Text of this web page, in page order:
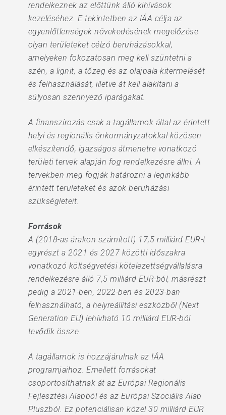
rendelkeznek az előttünk álló kihívások
kezeléséhez. E tekintetben az IÁA célja az
egyenlőtlenségek növekedésének megelőzése
olyan területeket célzó beruházásokkal,
amelyeken fokozatosan meg kell szüntetni a
szén, a lignit, a tőzeg és az olajpala kitermelését
és felhasználását, illetve át kell alakítani a
súlyosan szennyező iparágakat.
A finanszírozás csak a tagállamok által az érintett
helyi és regionális önkormányzatokkal közösen
elkészítendő, igazságos átmenetre vonatkozó
területi tervek alapján fog rendelkezésre állni. A
tervekben meg fogják határozni a leginkább
érintett területeket és azok beruházási
szükségleteit.
Források
A (2018-as árakon számított) 17,5 milliárd EUR-t
egyrészt a 2021 és 2027 közötti időszakra
vonatkozó költségvetési kötelezettségvállalásra
rendelkezésre álló 7,5 milliárd EUR-ból, másrészt
pedig a 2021-ben, 2022-ben és 2023-ban
felhasználható, a helyreállítási eszközből (Next
Generation EU) lehívható 10 milliárd EUR-ból
tevődik össze.
A tagállamok is hozzájárulnak az IÁA
programjaihoz. Emellett forrásokat
csoportosíthatnak át az Európai Regionális
Fejlesztési Alapból és az Európai Szociális Alap
Pluszból. Ez potenciálisan közel 30 milliárd EUR